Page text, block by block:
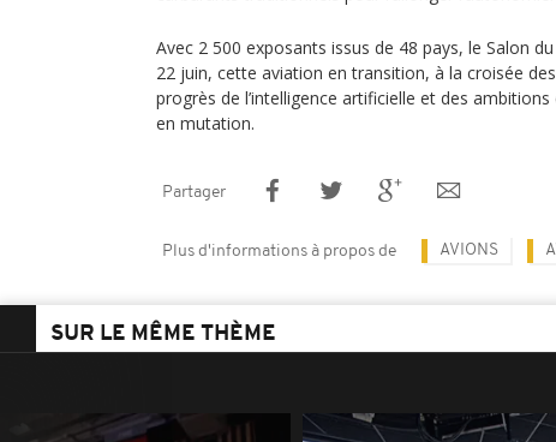
Avec 2 500 exposants issus de 48 pays, le Salon
22 juin, cette aviation en transition, à la croisée
progrès de l’intelligence artificielle et des
en mutation.
Partager
Plus d'informations à propos de AVIONS
SUR LE MÊME THÈME